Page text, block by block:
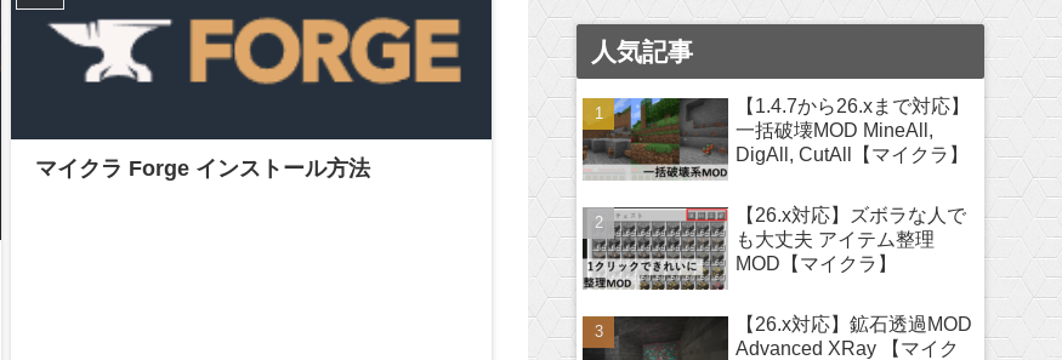
マイクラ Forge インストール方法
人気記事
【1.4.7から26.xまで対応】
一括破壊MOD MineAll,
DigAll, CutAll【マイクラ】
【26.x対応】ズボラな人で
も大丈夫 アイテム整理
MOD【マイクラ】
【26.x対応】鉱石透過MOD
Advanced XRay 【マイク